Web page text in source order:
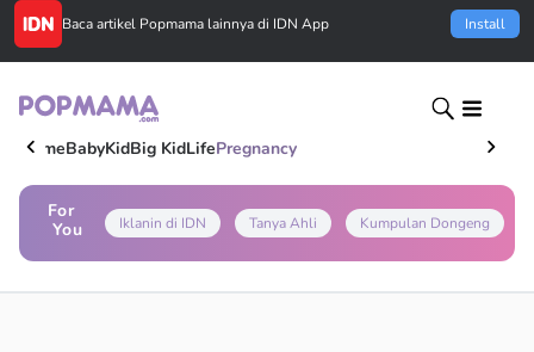
Baca artikel Popmama lainnya di IDN App Install
HomeBabyKidBig KidLifePregnancy
For
You
Iklanin di IDN Tanya Ahli Kumpulan Dongeng